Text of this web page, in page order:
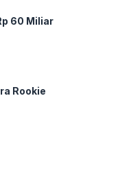
60 Miliar
Rookie